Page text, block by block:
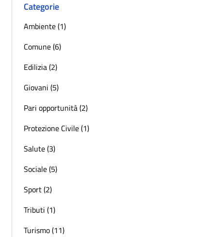
Categorie
Ambiente (1)
Comune (6)
Edilizia (2)
Giovani (5)
Pari opportunità (2)
Protezione Civile (1)
Salute (3)
Sociale (5)
Sport (2)
Tributi (1)
Turismo (11)